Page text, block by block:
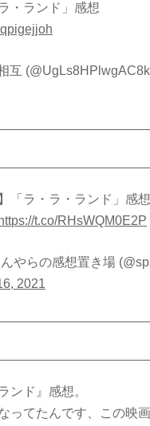
・ランド」感想
互
「ラ・ラ・ランド」感
https://t.co/RHsWQM0E2P
やらの感想置き場
2021
ンド』感想。
ってたんです、この映画